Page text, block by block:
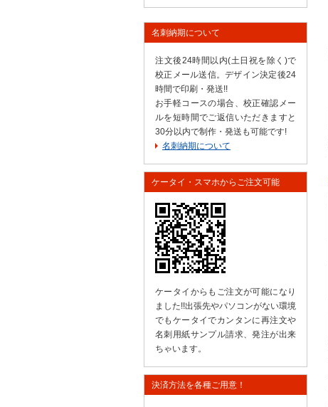
名刺納期について
注文後24時間以内(土日祝を除く)で
校正メール送信。デザイン決定後24
時間で印刷・発送!!
お手軽コースの場合、校正確認メー
ルを短時間でご返信いただきますと
30分以内で制作・発送も可能です!
名刺納期について
ケータイ・スマホからご注文可能
ケータイからもご注文が可能になり
ました!!出張先やパソコンがない環境
でもケータイでカンタンに再注文や
名刺用紙サンプル請求、発注が出来
ちゃいます。
決済方法を各種ご用意！